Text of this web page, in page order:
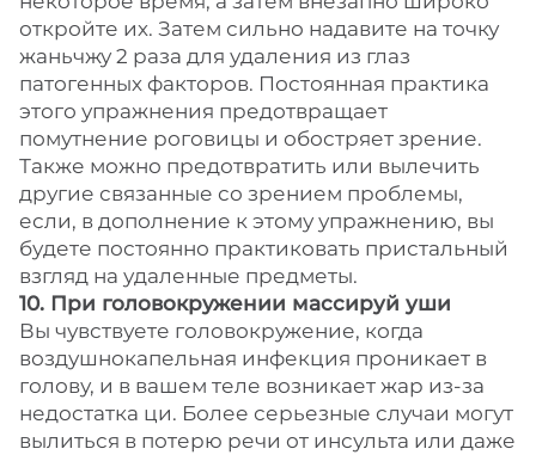
откройте их. Затем сильно надавите на точку
жаньчжу 2 раза для удаления из глаз
патогенных факторов. Постоянная практика
этого упражнения предотвращает
помутнение роговицы и обостряет зрение.
Также можно предотвратить или вылечить
другие связанные со зрением проблемы,
если, в дополнение к этому упражнению, вы
будете постоянно практиковать пристальный
взгляд на удаленные предметы.
10. При головокружении массируй уши
Вы чувствуете головокружение, когда
воздушнокапельная инфекция проникает в
голову, и в вашем теле возникает жар из-за
недостатка ци. Более серьезные случаи могут
вылиться в потерю речи от инсульта или даже